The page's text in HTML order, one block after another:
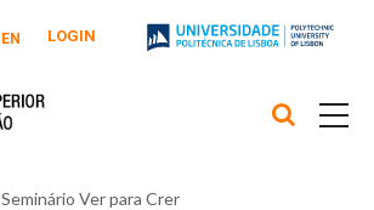
EN LOGIN
Seminário Ver para Crer